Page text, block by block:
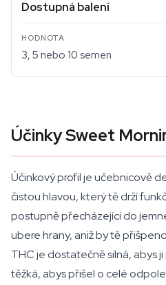
Dostupná balení
3, 5 nebo 10 semen
Účinky Sweet
Účinkový profil je učebnicově
čistou hlavou, který tě drží
postupně přecházející do
ubere hrany, aniž by tě
THC je dostatečně silná, abys
těžká, abys přišel o celé